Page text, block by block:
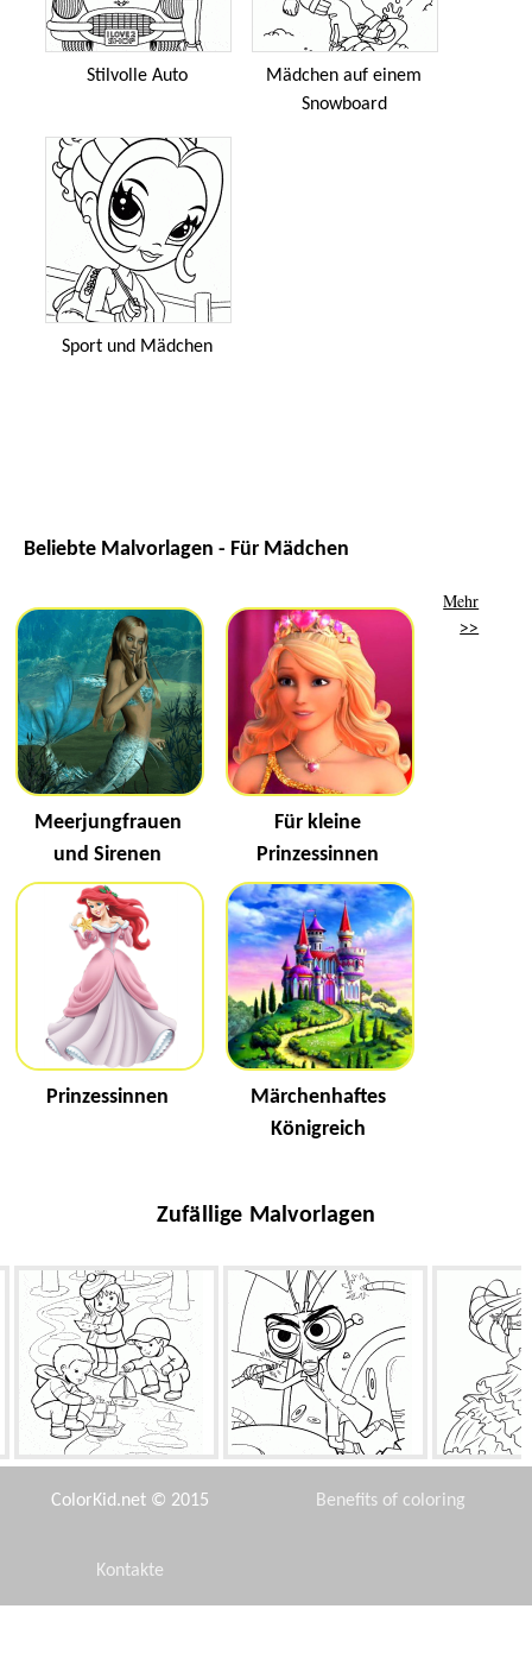
Stilvolle Auto
Mädchen auf einem
Snowboard
Sport und Mädchen
Beliebte Malvorlagen - Für Mädchen
Meerjungfrauen
und Sirenen
Für kleine
Prinzessinnen
Prinzessinnen
Märchenhaftes
Königreich
Mehr
>>
Zufällige Malvorlagen
Frühling Schiffe Dr. Cockroach Bloom und
ColorKid.net © 2015 Benefits of coloring
Kontakte